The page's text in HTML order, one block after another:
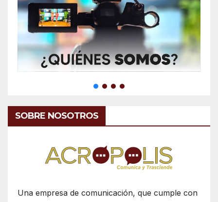
SOBRE NOSOTROS
Una empresa de comunicación, que cumple con